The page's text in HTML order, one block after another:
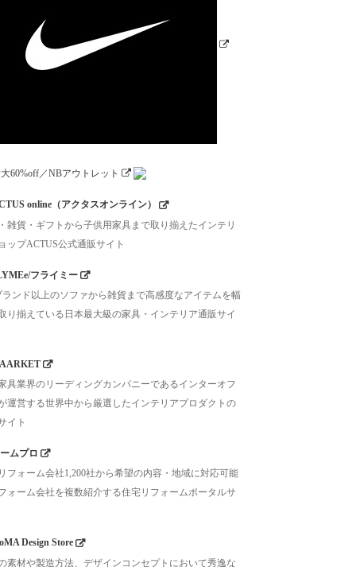
online（アクタスオンライン）
雑貨・ギフトから子供用家具まで取り揃えたインテリ
ップACTUS公式通販サイト
フライミー
ランド以上のソファから雑貨まで高感度なアイテムを幅
り揃えている日本最大級の家具・インテリア通販サイ
具業界のリーディングカンパニーであるインターオフ
運営する世界中から厳選したインテリアプロダクトの
イト
ムプロ
フォーム会社1,200社から希望の内容・地域に対応可能
ォーム会社を複数紹介する住宅リフォームポータルサ
Design Store
素材や製造方法、デザインコンセプトにおいて秀逸な